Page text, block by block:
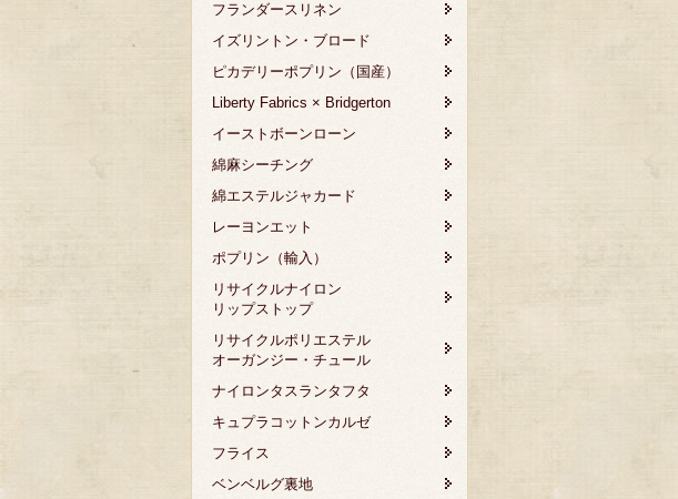
フランダースリネン
イズリントン・ブロード
ピカデリーポプリン（国産）
Liberty Fabrics × Bridgerton
イーストボーンローン
綿麻シーチング
綿エステルジャカード
レーヨンエット
ポプリン（輸入）
リサイクルナイロン
リップストップ
リサイクルポリエステル
オーガンジー・チュール
ナイロンタスランタフタ
キュプラコットンカルゼ
フライス
ベンベルグ裏地